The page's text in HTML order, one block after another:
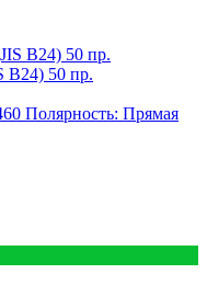
B24) 50 пр.
Полярность: Прямая